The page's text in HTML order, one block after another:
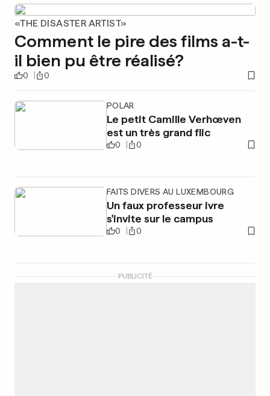
«THE DISASTER ARTIST»
Comment le pire des films a-t-
il bien pu être réalisé?
0 0
POLAR
Le petit Camille Verhœven
est un très grand flic
0 0
FAITS DIVERS AU LUXEMBOURG
Un faux professeur ivre
s'invite sur le campus
0 0
PUBLICITÉ